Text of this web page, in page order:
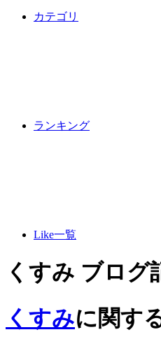
カテゴリ
ランキング
Like一覧
くすみ ブログ
くすみに関す